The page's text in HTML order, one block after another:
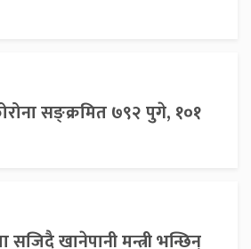
सङ्क्रमित ७९२ पुगे, १०१
सजिदै खानेपानी मन्त्री भन्छिन्